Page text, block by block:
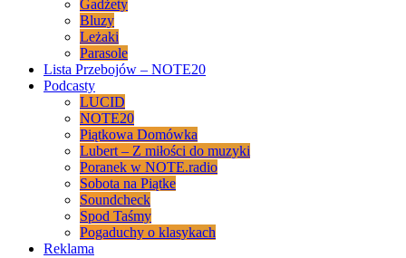
Gadżety
Bluzy
Leżaki
Parasole
Lista Przebojów – NOTE20
Podcasty
LUCID
NOTE20
Piątkowa Domówka
Lubert – Z miłości do muzyki
Poranek w NOTE.radio
Sobota na Piątke
Soundcheck
Spod Taśmy
Pogaduchy o klasykach
Reklama